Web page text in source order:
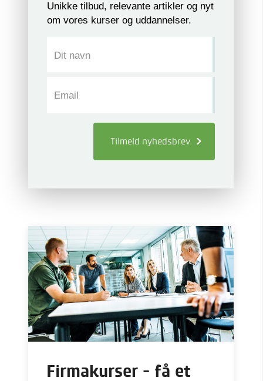
Unikke tilbud, relevante artikler og nyt
om vores kurser og uddannelser.
Dit navn
Email
Tilmeld nyhedsbrev
Firmakurser - få et